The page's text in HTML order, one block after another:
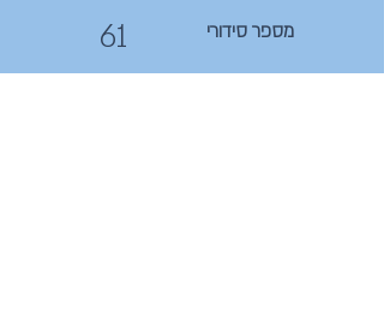
61 מספר סידורי